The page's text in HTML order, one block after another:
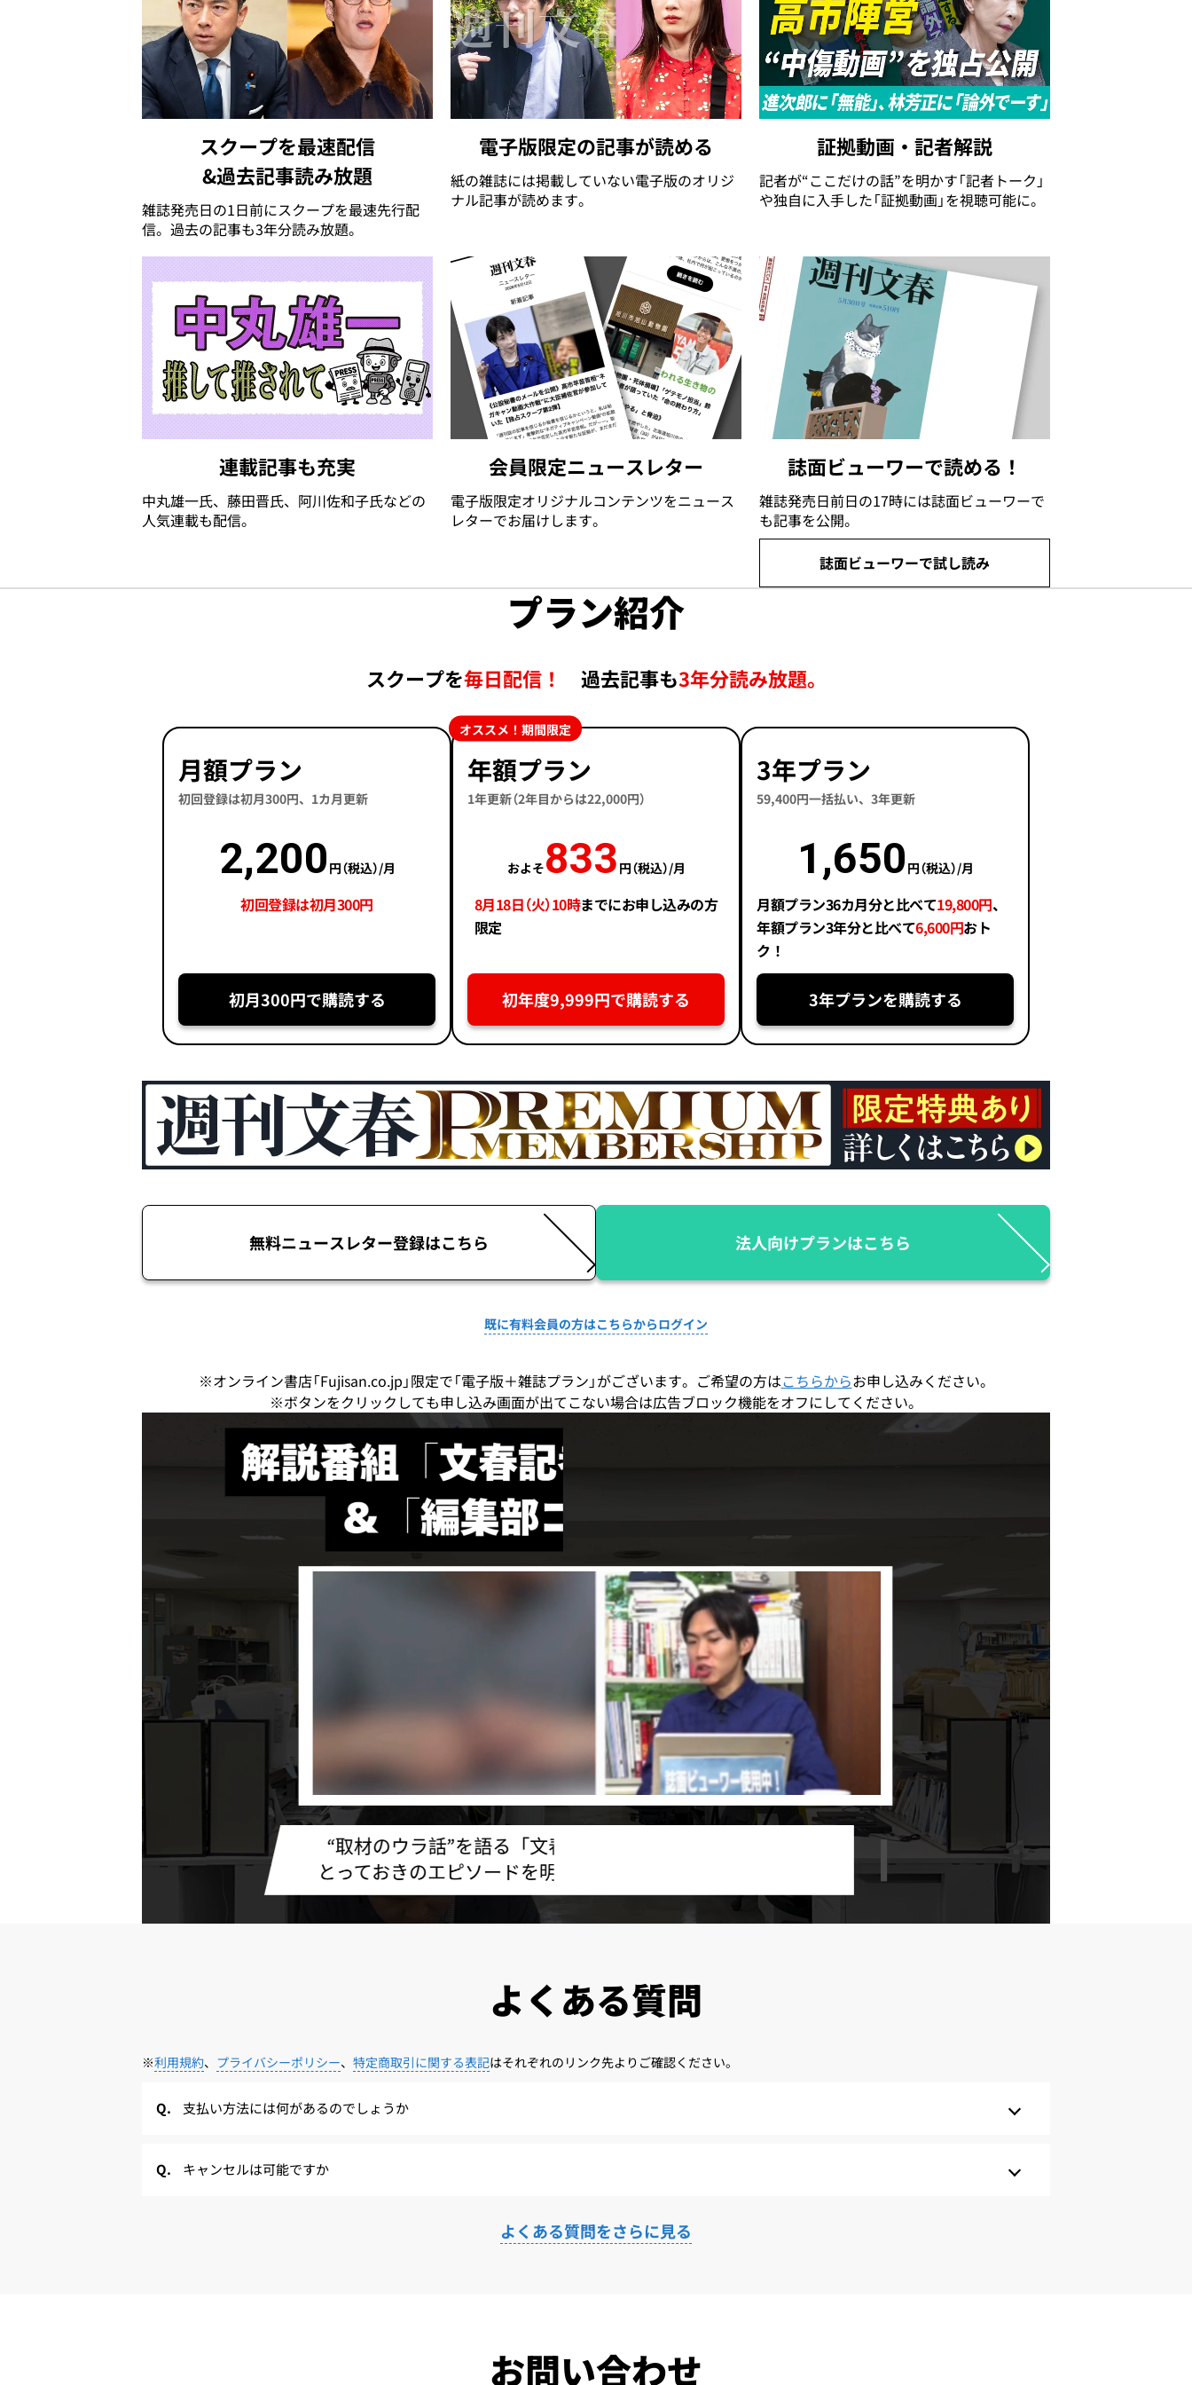
スクープを最速配信
&過去記事読み放題
雑誌発売日の1日前にスクープを最速先行配
信。過去の記事も3年分読み放題。
電子版限定の記事が読める
紙の雑誌には掲載していない電子版のオリジ
ナル記事が読めます。
証拠動画・記者解説
記者が“ここだけの話”を明かす「記者トーク」
や独自に入手した「証拠動画」を視聴可能に。
連載記事も充実
中丸雄一氏、藤田晋氏、阿川佐和子氏などの
人気連載も配信。
会員限定ニュースレター
電子版限定オリジナルコンテンツをニュース
レターでお届けします。
誌面ビューワーで読める！
雑誌発売日前日の17時には誌面ビューワーで
も記事を公開。
誌面ビューワーで試し読み
プラン紹介
スクープを毎日配信！ 過去記事も3年分読み放題。
月額プラン
初回登録は初月300円、1カ月更新
2,200 円（税込）/月
初回登録は初月300円
初月300円で購読する
年額プラン
1年更新（2年目からは22,000円）
およそ833 円（税込）/月
8月18日（火）10時までにお申し込みの方
限定
初年度9,999円で購読する
オススメ！期間限定
3年プラン
59,400円一括払い、3年更新
1,650 円（税込）/月
月額プラン36カ月分と比べて19,800円、
年額プラン3年分と比べて6,600円おト
ク！
3年プランを購読する
無料ニュースレター登録はこちら 法人向けプランはこちら
既に有料会員の方はこちらからログイン
※オンライン書店「Fujisan.co.jp」限定で「電子版＋雑誌プラン」がございます。ご希望の方はこちらからお申し込みください。
※ボタンをクリックしても申し込み画面が出てこない場合は広告ブロック機能をオフにしてください。
よくある質問
※利用規約、 プライバシーポリシー、 特定商取引に関する表記はそれぞれのリンク先よりご確認ください。
支払い方法には何があるのでしょうか
キャンセルは可能ですか
よくある質問をさらに見る
お問い合わせ